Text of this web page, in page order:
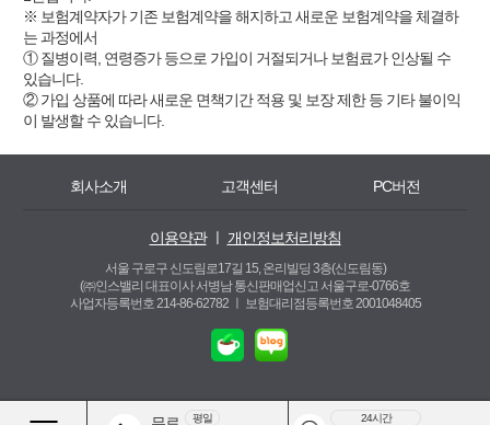
※ 보험계약자가 기존 보험계약을 해지하고 새로운 보험계약을 체결하
는 과정에서
① 질병이력, 연령증가 등으로 가입이 거절되거나 보험료가 인상될 수
있습니다.
② 가입 상품에 따라 새로운 면책기간 적용 및 보장 제한 등 기타 불이익
이 발생할 수 있습니다.
회사소개 고객센터 PC버전
이용약관ㅣ 개인정보처리방침
서울 구로구 신도림로17길 15, 온리빌딩 3층(신도림동)
(㈜인스밸리 대표이사 서병남 통신판매업신고 서울구로-0766호
사업자등록번호 214-86-62782 ㅣ
보험대리점등록번호 2001048405
평일 24시간